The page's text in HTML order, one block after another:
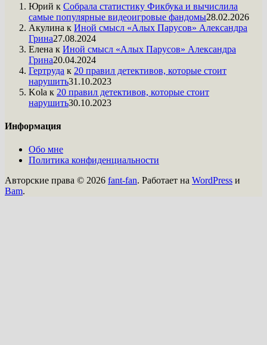
Юрий к Собрала статистику Фикбука и вычислила
самые популярные видеоигровые фандомы28.02.2026
Акулина к Иной смысл «Алых Парусов» Александра
Грина27.08.2024
Елена к Иной смысл «Алых Парусов» Александра
Грина20.04.2024
Гертруда к 20 правил детективов, которые стоит
нарушить31.10.2023
Kola к 20 правил детективов, которые стоит
нарушить30.10.2023
Информация
Обо мне
Политика конфиденциальности
Авторские права © 2026 fant-fan. Работает на WordPress и
Bam.